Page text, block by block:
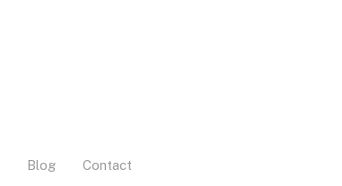
Blog Contact